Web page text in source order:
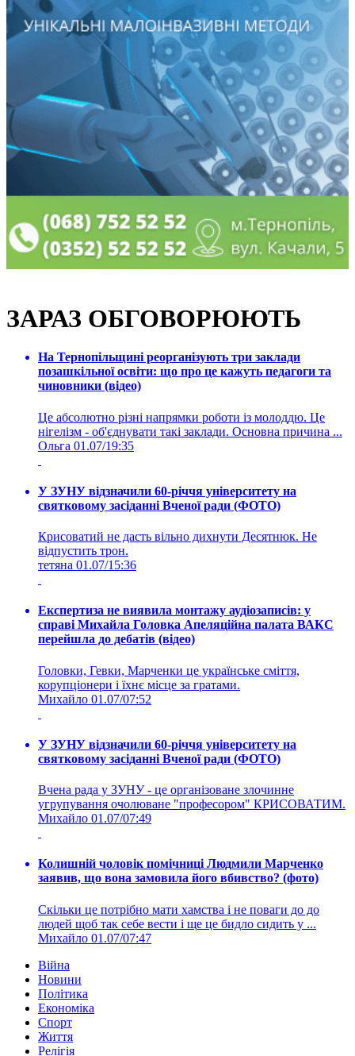
ЗАРАЗ ОБГОВОРЮЮТЬ
На Тернопільщині реорганізують три заклади
позашкільної освіти: що про це кажуть педагоги та
чиновники (відео)
Це абсолютно різні напрямки роботи із молоддю. Це
нігелізм - об'єднувати такі заклади. Основна причина ...
Ольга 01.07/19:35
У ЗУНУ відзначили 60-річчя університету на
святковому засіданні Вченої ради (ФОТО)
Крисоватий не дасть вільно дихнути Десятнюк. Не
відпустить трон.
тетяна 01.07/15:36
Експертиза не виявила монтажу аудіозаписів: у
справі Михайла Головка Апеляційна палата ВАКС
перейшла до дебатів (відео)
Головки, Гевки, Марченки це українське сміття,
корупціонери і їхнє місце за гратами.
Михайло 01.07/07:52
У ЗУНУ відзначили 60-річчя університету на
святковому засіданні Вченої ради (ФОТО)
Вчена рада у ЗУНУ - це організоване злочинне
угрупування очолюване "професором" КРИСОВАТИМ.
Михайло 01.07/07:49
Колишній чоловік помічниці Людмили Марченко
заявив, що вона замовила його вбивство? (фото)
Скільки це потрібно мати хамства і не поваги до до
людей щоб так себе вести і ще це бидло сидить у ...
Михайло 01.07/07:47
Війна
Новини
Політика
Економіка
Спорт
Життя
Релігія